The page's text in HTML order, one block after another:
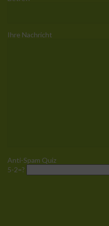
Ihre Nachricht
Anti-Spam Quiz
5-2=?